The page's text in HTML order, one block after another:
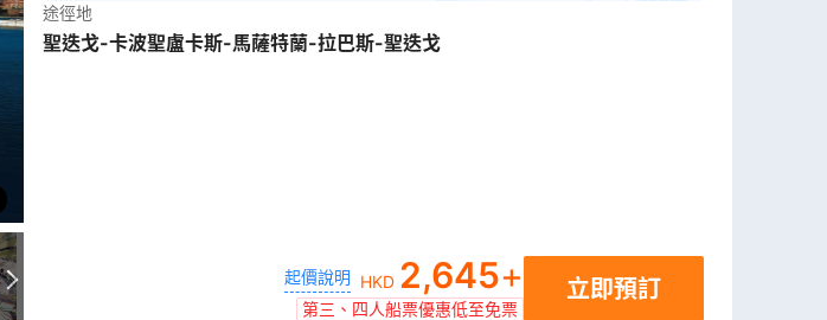
途徑地
聖迭戈-卡波聖盧卡斯-馬薩特蘭-拉巴斯-聖迭戈
起價說明 HKD 2,645+
第三、四人船票優惠低至免票
立即預訂